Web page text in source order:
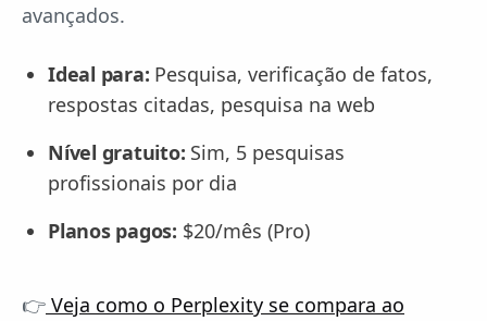
avançados.
Ideal para: Pesquisa, verificação de fatos,
respostas citadas, pesquisa na web
Nível gratuito: Sim, 5 pesquisas
profissionais por dia
Planos pagos: $20/mês (Pro)
👉 Veja como o Perplexity se compara ao